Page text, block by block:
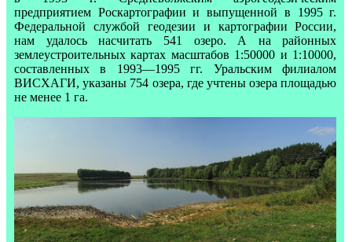
предприятием Роскартографии и выпущенной в 1995 г.
Федеральной службой геодезии и картографии России,
нам удалось насчитать 541 озеро. А на районных
землеустроительных картах масштабов 1:50000 и 1:10000,
составленных в 1993—1995 гг. Уральским филиалом
ВИСХАГИ, указаны 754 озера, где учтены озера площадью
не менее 1 га.